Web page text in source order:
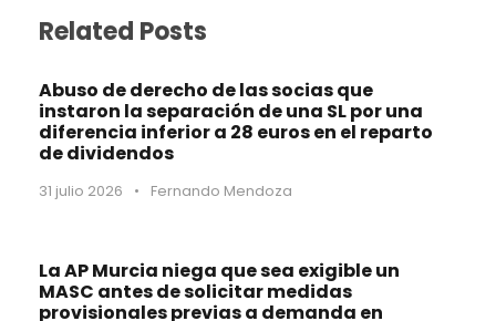
Related Posts
Abuso de derecho de las socias que
instaron la separación de una SL por una
diferencia inferior a 28 euros en el reparto
de dividendos
31 julio 2026 • Fernando Mendoza
La AP Murcia niega que sea exigible un
MASC antes de solicitar medidas
provisionales previas a demanda en